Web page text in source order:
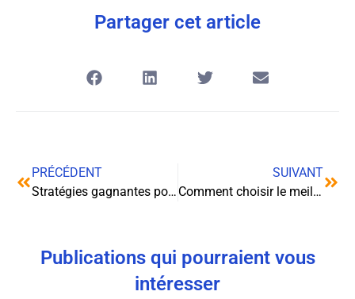
Partager cet article
PRÉCÉDENT
Stratégies gagnantes pour les entreprises de courses en ligne en 2024
SUIVANT
Comment choisir le meilleur prestataire de services à domicile?
Publications qui pourraient vous
intéresser